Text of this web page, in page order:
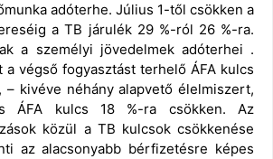
adóterhe. Július 1-től csökken a
a TB járulék 29 %-ról 26 %-ra.
a személyi jövedelmek adóterhei .
a végső fogyasztást terhelő ÁFA kulcs
– kivéve néhány alapvető élelmiszert,
ÁFA kulcs 18 %-ra csökken. Az
közül a TB kulcsok csökkenése
az alacsonyabb bérfizetésre képes